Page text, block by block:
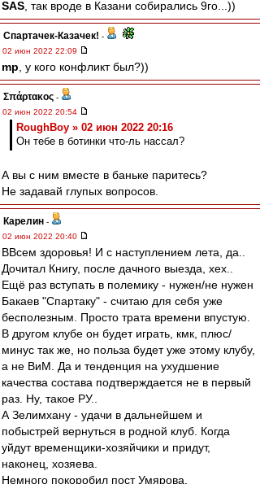
SAS , так вроде в Казани собирались 9го...))
Спартачек-Казачек! -
02 июн 2022 22:09
mp , у кого конфликт был?))
Σπάρτακος -
02 июн 2022 20:54
RoughBoy » 02 июн 2022 20:16
Он тебе в ботинки что-ль нассал?
А вы с ним вместе в баньке паритесь?
Не задавай глупых вопросов.
Карелин -
02 июн 2022 20:40
ВВсем здоровья! И с наступлением лета, да..
Дочитал Книгу, после дачного выезда, хех..
Ещё раз вступать в полемику - нужен/не нужен
Бакаев "Спартаку" - считаю для себя уже
бесполезным. Просто трата времени впустую.
В другом клубе он будет играть, кмк, плюс/
минус так же, но польза будет уже этому клубу,
а не ВиМ. Да и тенденция на ухудшение
качества состава подтверждается не в первый
раз. Ну, такое РУ..
А Зелимхану - удачи в дальнейшем и
побыстрей вернуться в родной клуб. Когда
уйдут временщики-хозяйчики и придут,
наконец, хозяева.
Немного покоробил пост Умярова.